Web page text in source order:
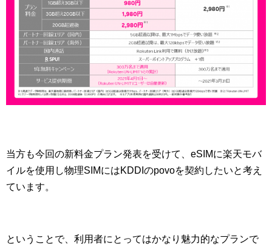
当方も今回の新料金プラン発表を受けて、eSIMに楽天モバ
イルを使用し物理SIMにはKDDIのpovoを契約したいと考え
ています。
ということで、利用者にとってはかなり魅力的なプランで